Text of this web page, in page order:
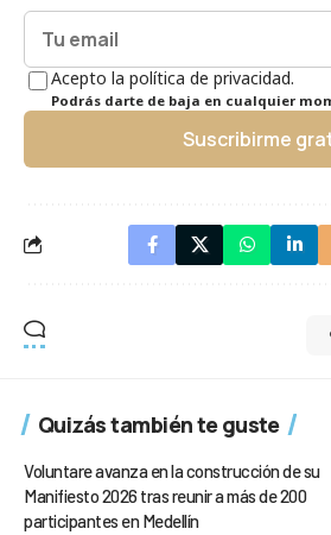
Acepto la política de privacidad.
Podrás darte de baja en cualquier
Suscribirme
Quizás también te guste
Voluntare avanza en la construcción de su
Manifiesto 2026 tras reunir a más de 200
participantes en Medellín